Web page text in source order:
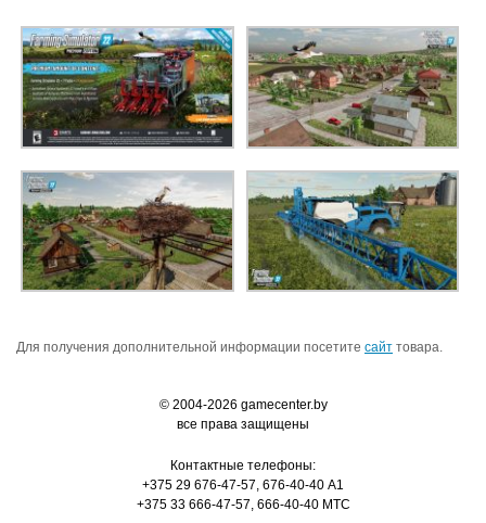
Для получения дополнительной информации посетите сайт товара.
© 2004-2026 gamecenter.by
все права защищены
Контактные телефоны:
+375 29 676-47-57, 676-40-40 A1
+375 33 666-47-57, 666-40-40 MTC